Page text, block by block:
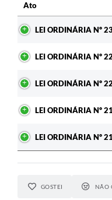
Ato
LEI ORDINÁRIA Nº
LEI ORDINÁRIA Nº
LEI ORDINÁRIA Nº
LEI ORDINÁRIA Nº
LEI ORDINÁRIA Nº
GOSTEI NÃO